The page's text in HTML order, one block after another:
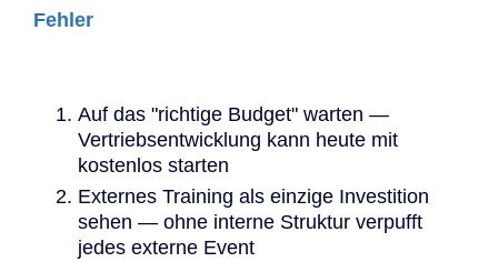
Fehler
Auf das "richtige Budget" warten —
Vertriebsentwicklung kann heute mit
kostenlos starten
Externes Training als einzige Investition
sehen — ohne interne Struktur verpufft
jedes externe Event